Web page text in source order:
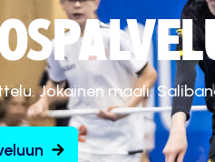
Jokainen maali.